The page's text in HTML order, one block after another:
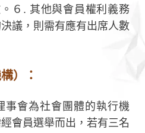
６. 其他與會員權利義務
議，則需有應有出席人數
）：
事會為社會團體的執行機
會員選舉而出，若有三名